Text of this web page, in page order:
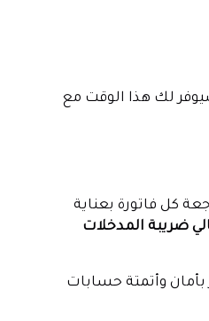
لك هذا الوقت مع
كل فاتورة بعناية
ضريبة المدخلات
وأتمتة حسابات